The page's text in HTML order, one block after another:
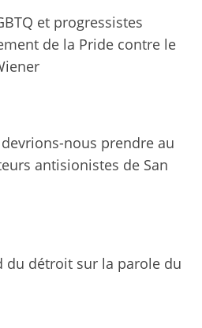
et progressistes
de la Pride contre le
nous prendre au
antisionistes de San
du détroit sur la parole du